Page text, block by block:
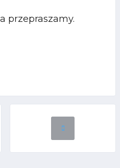
przepraszamy.